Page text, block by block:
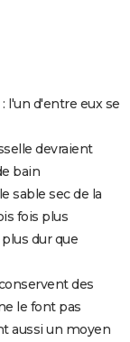
l'un d'entre eux se
devraient
bain
sable sec de la
fois plus
dur que
des
le font pas
aussi un moyen